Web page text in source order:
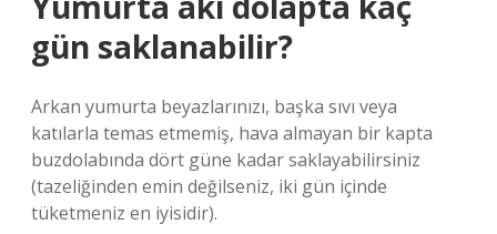
gün saklanabilir?
Arkan yumurta beyazlarınızı, başka sıvı veya
katılarla temas etmemiş, hava almayan bir kapta
buzdolabında dört güne kadar saklayabilirsiniz
(tazeliğinden emin değilseniz, iki gün içinde
tüketmeniz en iyisidir).